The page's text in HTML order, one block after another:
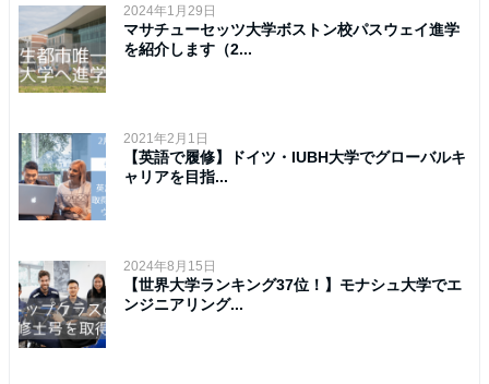
2024年1月29日
マサチューセッツ大学ボストン校パスウェイ進学
を紹介します（2...
2021年2月1日
【英語で履修】ドイツ・IUBH大学でグローバルキ
ャリアを目指...
2024年8月15日
【世界大学ランキング37位！】モナシュ大学でエ
ンジニアリング...